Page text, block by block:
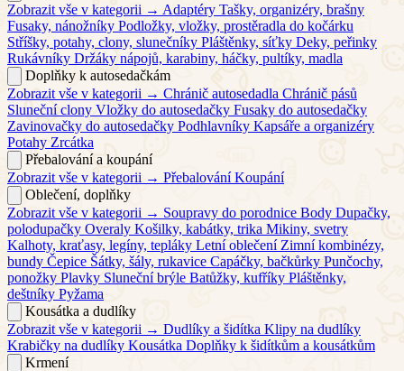
Zobrazit vše v kategorii → Adaptéry Tašky, organizéry, brašny
Fusaky, nánožníky Podložky, vložky, prostěradla do kočárku
Stříšky, potahy, clony, slunečníky Pláštěnky, síťky Deky, peřinky
Rukávníky Držáky nápojů, karabiny, háčky, pultíky, madla
Doplňky k autosedačkám
Zobrazit vše v kategorii → Chránič autosedadla Chránič pásů
Sluneční clony Vložky do autosedačky Fusaky do autosedačky
Zavinovačky do autosedačky Podhlavníky Kapsáře a organizéry
Potahy Zrcátka
Přebalování a koupání
Zobrazit vše v kategorii → Přebalování Koupání
Oblečení, doplňky
Zobrazit vše v kategorii → Soupravy do porodnice Body Dupačky,
polodupačky Overaly Košilky, kabátky, trika Mikiny, svetry
Kalhoty, kraťasy, legíny, tepláky Letní oblečení Zimní kombinézy,
bundy Čepice Šátky, šály, rukavice Capáčky, bačkůrky Punčochy,
ponožky Plavky Sluneční brýle Batůžky, kufříky Pláštěnky,
deštníky Pyžama
Kousátka a dudlíky
Zobrazit vše v kategorii → Dudlíky a šidítka Klipy na dudlíky
Krabičky na dudlíky Kousátka Doplňky k šidítkům a kousátkům
Krmení